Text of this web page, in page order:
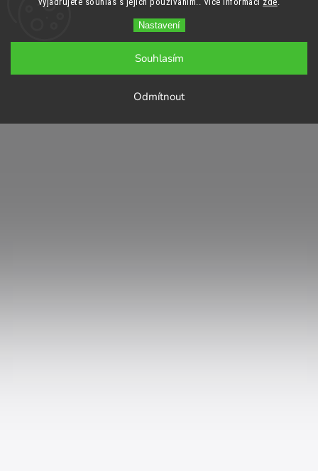
Nastavení
Odmítnout
Souhlasím